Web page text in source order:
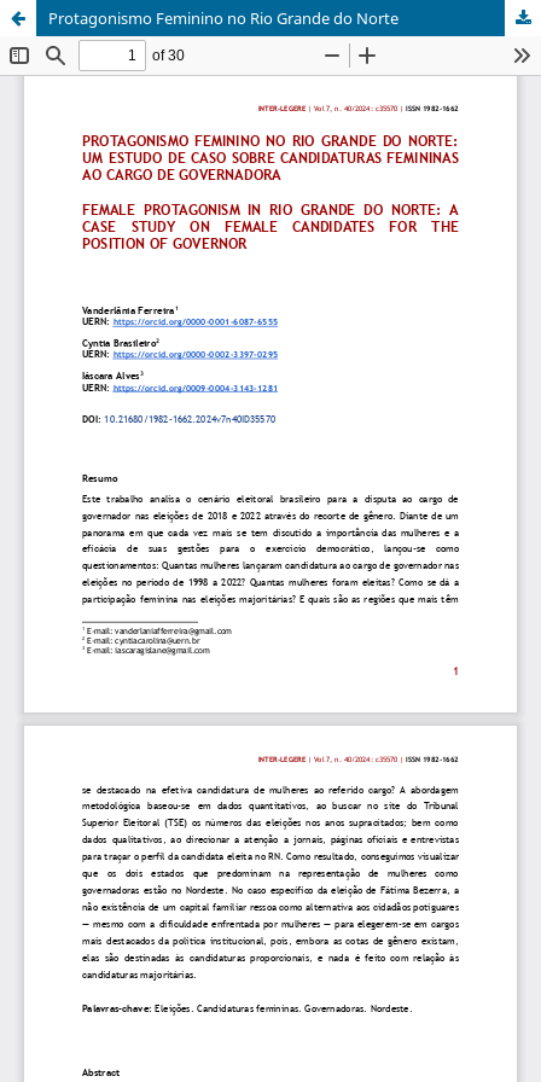
Protagonismo Feminino no Rio Grande do Norte